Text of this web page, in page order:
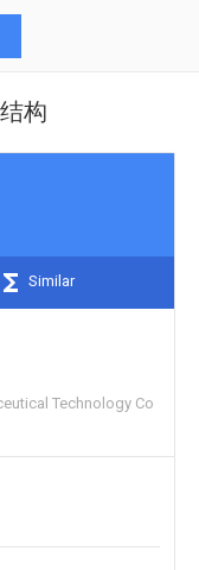
构
Similar
Technology Co